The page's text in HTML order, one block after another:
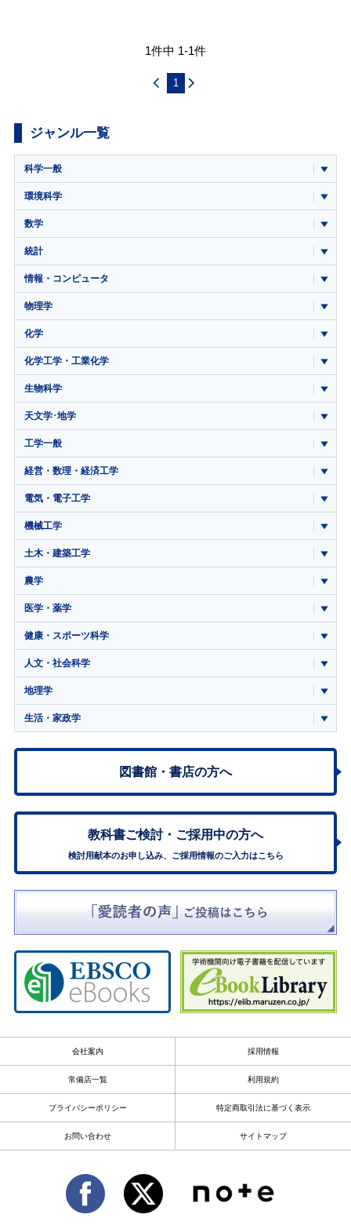
1件中 1-1件
1
ジャンル一覧
科学一般
環境科学
数学
統計
情報・コンピュータ
物理学
化学
化学工学・工業化学
生物科学
天文学･地学
工学一般
経営・数理・経済工学
電気・電子工学
機械工学
土木・建築工学
農学
医学・薬学
健康・スポーツ科学
人文・社会科学
地理学
生活・家政学
図書館・書店の方へ
教科書ご検討・ ご採用中の方へ
検討用献本のお申し込み、ご採用情報のご入力はこちら
会社案内 採用情報
常備店一覧 利用規約
プライバシーポリシー 特定商取引法に基づく表示
お問い合わせ サイトマップ